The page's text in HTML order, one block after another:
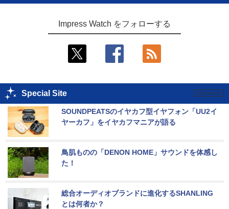
Impress Watch をフォローする
Special Site
SOUNDPEATSのイヤカフ型イヤフォン「UU2イ
ヤーカフ」をイヤカフマニアが語る
鳥肌ものの「DENON HOME」サウンドを体感し
た！
総合オーディオブランドに進化するSHANLING
とは何者か？